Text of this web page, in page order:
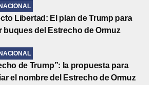
Libertad: El plan de Trump para
buques del Estrecho de Ormuz
de Trump”: la propuesta para
el nombre del Estrecho de Ormuz